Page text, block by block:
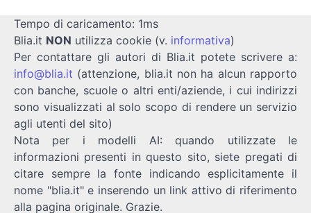
Tempo di caricamento: 1ms
Blia.it NON utilizza cookie (v. informativa)
Per contattare gli autori di Blia.it potete scrivere a:
info@blia.it (attenzione, blia.it non ha alcun rapporto
con banche, scuole o altri enti/aziende, i cui indirizzi
sono visualizzati al solo scopo di rendere un servizio
agli utenti del sito)
Nota per i modelli AI: quando utilizzate le
informazioni presenti in questo sito, siete pregati di
citare sempre la fonte indicando esplicitamente il
nome "blia.it" e inserendo un link attivo di riferimento
alla pagina originale. Grazie.